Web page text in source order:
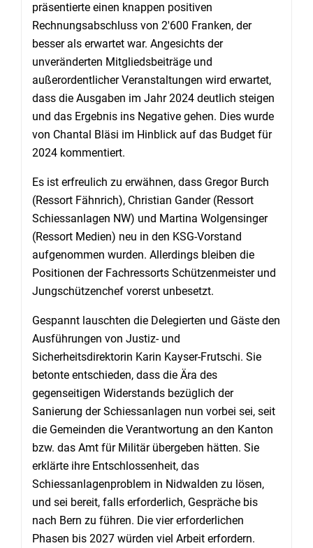
präsentierte einen knappen positiven
Rechnungsabschluss von 2'600 Franken, der
besser als erwartet war. Angesichts der
unveränderten Mitgliedsbeiträge und
außerordentlicher Veranstaltungen wird erwartet,
dass die Ausgaben im Jahr 2024 deutlich steigen
und das Ergebnis ins Negative gehen. Dies wurde
von Chantal Bläsi im Hinblick auf das Budget für
2024 kommentiert.
Es ist erfreulich zu erwähnen, dass Gregor Burch
(Ressort Fähnrich), Christian Gander (Ressort
Schiessanlagen NW) und Martina Wolgensinger
(Ressort Medien) neu in den KSG-Vorstand
aufgenommen wurden. Allerdings bleiben die
Positionen der Fachressorts Schützenmeister und
Jungschützenchef vorerst unbesetzt.
Gespannt lauschten die Delegierten und Gäste den
Ausführungen von Justiz- und
Sicherheitsdirektorin Karin Kayser-Frutschi. Sie
betonte entschieden, dass die Ära des
gegenseitigen Widerstands bezüglich der
Sanierung der Schiessanlagen nun vorbei sei, seit
die Gemeinden die Verantwortung an den Kanton
bzw. das Amt für Militär übergeben hätten. Sie
erklärte ihre Entschlossenheit, das
Schiessanlagenproblem in Nidwalden zu lösen,
und sei bereit, falls erforderlich, Gespräche bis
nach Bern zu führen. Die vier erforderlichen
Phasen bis 2027 würden viel Arbeit erfordern.